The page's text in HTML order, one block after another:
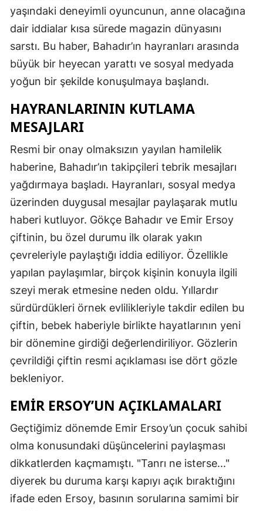
yaşındaki deneyimli oyuncunun, anne olacağına
dair iddialar kısa sürede magazin dünyasını
sarstı. Bu haber, Bahadır’ın hayranları arasında
büyük bir heyecan yarattı ve sosyal medyada
yoğun bir şekilde konuşulmaya başlandı.
HAYRANLARININ KUTLAMA
MESAJLARI
Resmi bir onay olmaksızın yayılan hamilelik
haberine, Bahadır’ın takipçileri tebrik mesajları
yağdırmaya başladı. Hayranları, sosyal medya
üzerinden duygusal mesajlar paylaşarak mutlu
haberi kutluyor. Gökçe Bahadır ve Emir Ersoy
çiftinin, bu özel durumu ilk olarak yakın
çevreleriyle paylaştığı iddia ediliyor. Özellikle
yapılan paylaşımlar, birçok kişinin konuyla ilgili
szeyi merak etmesine neden oldu. Yıllardır
sürdürdükleri örnek evlilikleriyle takdir edilen bu
çiftin, bebek haberiyle birlikte hayatlarının yeni
bir dönemine girdiği değerlendiriliyor. Gözlerin
çevrildiği çiftin resmi açıklaması ise dört gözle
bekleniyor.
EMIR ERSOY’UN AÇIKLAMALARI
Geçtiğimiz dönemde Emir Ersoy’un çocuk sahibi
olma konusundaki düşüncelerini paylaşması
dikkatlerden kaçmamıştı. "Tanrı ne isterse..."
diyerek bu duruma karşı kapıyı açık bıraktığını
ifade eden Ersoy, basının sorularına samimi bir